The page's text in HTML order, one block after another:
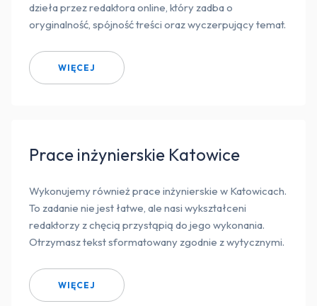
dzieła przez redaktora online, który zadba o
oryginalność, spójność treści oraz wyczerpujący temat.
WIĘCEJ
Prace inżynierskie Katowice
Wykonujemy również prace inżynierskie w Katowicach.
To zadanie nie jest łatwe, ale nasi wykształceni
redaktorzy z chęcią przystąpią do jego wykonania.
Otrzymasz tekst sformatowany zgodnie z wytycznymi.
WIĘCEJ